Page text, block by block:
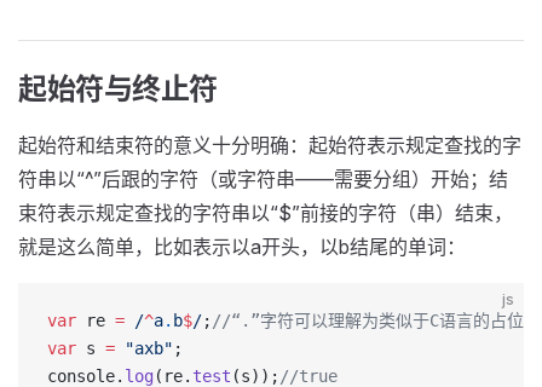
起始符与终止符
起始符和结束符的意义十分明确：起始符表示规定查找的字
符串以“^”后跟的字符（或字符串——需要分组）开始；结
束符表示规定查找的字符串以“$”前接的字符（串）结束，
就是这么简单，比如表示以a开头，以b结尾的单词：
js
var re = /^a. b$/; //“.”字符可以理解为类似于C语言的占位
var s = "axb" ;
console. log (re. test (s)); //true